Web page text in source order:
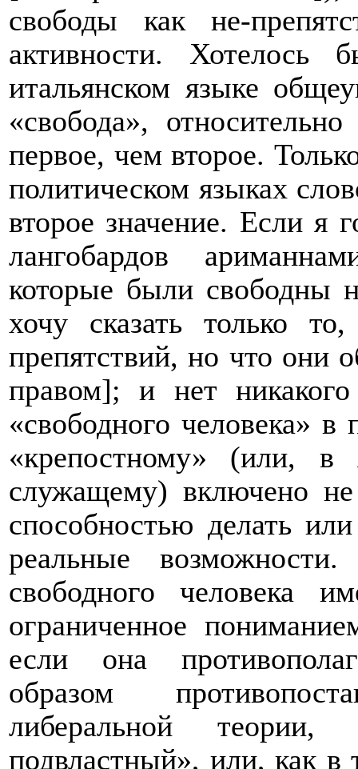
свободы как не-
активности.
итальянском языке
«свобода»,
первое, чем второе.
политическом языках
второе значение. Если я
лангобардов
которые были свободны
хочу сказать только
препятствий, но что они
правом]; и нет
«свободного человека» в
«крепостному» (или, в
служащему) включено не
способностью делать
реальные
свободного человека
ограниченное
если она
образом
либеральной
подвластный», или, как в